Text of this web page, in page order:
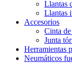
Llantas
Llantas
Accesorios
Cinta
Junta
Herramientas
Neumáticos